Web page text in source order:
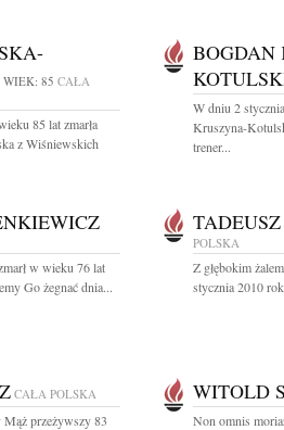
WIEK: 85 CAŁA
85 lat zmarła
z Wiśniewskich
BOGDAN
W dniu 2
Kruszyna-
trener...
w wieku 76 lat
Go żegnać dnia...
POLSKA
Z głębokim
stycznia 2010
CAŁA POLSKA
przeżywszy 83
WITOLD
Non omnis